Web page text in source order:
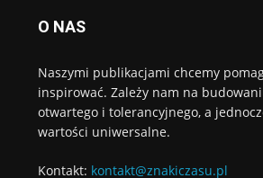
O NAS
Naszymi publikacjami chcemy
inspirować. Zależy nam na
otwartego i tolerancyjnego, a
wartości uniwersalne.
Kontakt: kontakt@znakiczasu.pl